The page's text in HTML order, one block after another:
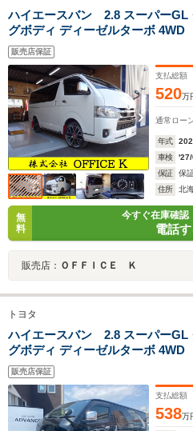
ハイエースバン 2.8 スーパーGL
グボディ ディーゼルターボ
デジタルインナーミラー・ETC・
販売店保証
支払総額
520万
通常ロー
年式
車検
保証
保
住所
北
無
料
今すぐ在庫確認
電話
販売店： ＯＦＦＩＣＥ Ｋ
トヨタ
ハイエースバン 2.8 スーパーGL
グボディ ディーゼルターボ
ルセグTV バックカメラ CD
ヤ 17アルミホイール 4WD 衝
両側電動スライドドア オートマ
マートキー
販売店保証
支払総額
538万